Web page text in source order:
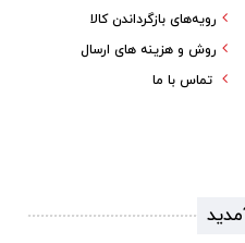
رویه‌های بازگرداندن کالا
روش و هزینه های ارسال
تماس با ما